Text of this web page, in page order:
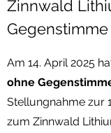
Zinnwald
Gegenstimme
Am 14. April 2025
ohne
Stellungnahme zur
zum Zinnwald